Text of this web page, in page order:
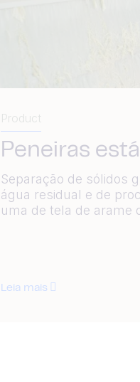
Product
Peneiras
Separação de sólidos
água residual e de
uma de tela de arame
Leia mais